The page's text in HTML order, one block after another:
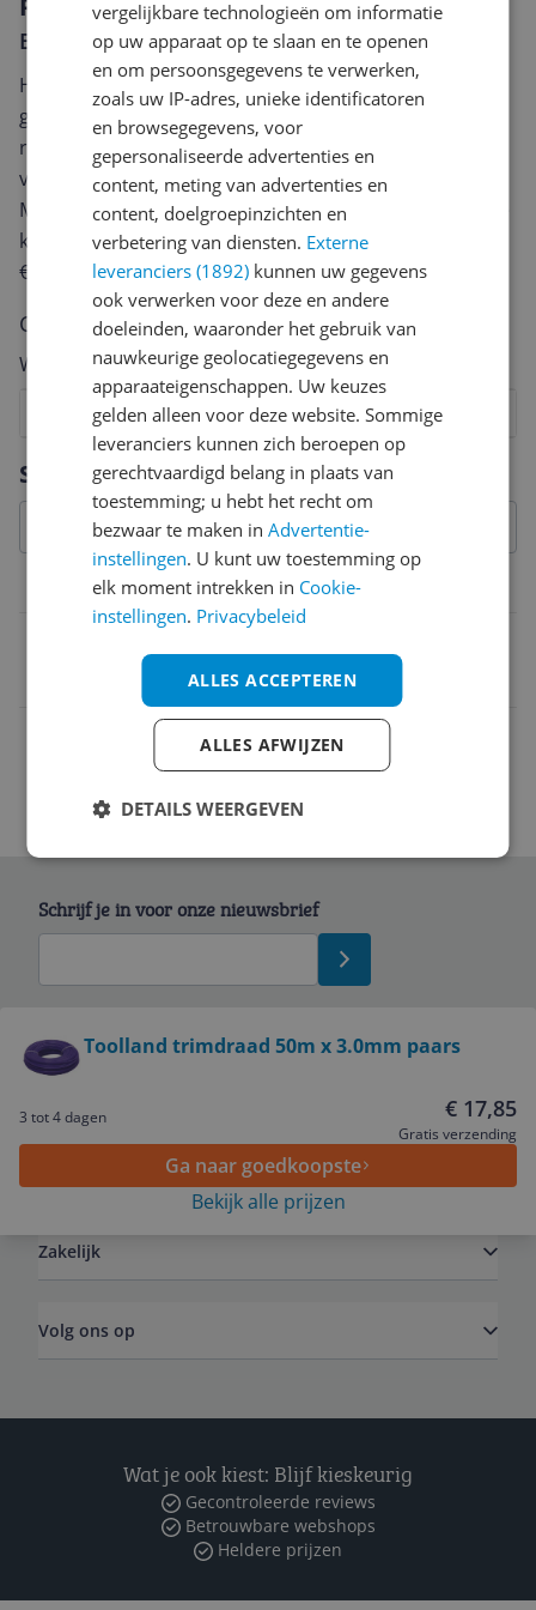
Specificaties
Belangrijkste kenmerken
Reviews
Er zijn nog geen reviews geschreven
Heb jij dit product in bezit en wil je graag je mening
geven? Start dan hieronder met het schrijven van je
review. Afhankelijk van de details duurt het schrijven
van een review gemiddeld tussen de 3 en 10 minuten.
Met jouw mening help je andere bezoekers een betere
keuze te maken én maak je iedere maand kans op
€250,-!
Klik hier voor de actievoorwaarden.
Cijfer
Welk cijfer geef jij dit product?
9
8
7
6
5
4
3
2
Vraag 1 van 4
Toolland trimdraad 50m x 3.0mm paars
3 tot 4 dagen € 17,85
Gratis verzending
Ga naar goedkoopste
Bekijk alle prijzen
Schrijf je in voor onze nieuwsbrief
Zakelijk
Volg ons op
Wat je ook kiest: Blijf kieskeurig
Gecontroleerde reviews
Betrouwbare webshops
Heldere prijzen
vergelijkbare technologieën om informatie
op uw apparaat op te slaan en te openen
en om persoonsgegevens te verwerken,
zoals uw IP-adres, unieke identificatoren
en browsegegevens, voor
gepersonaliseerde advertenties en
content, meting van advertenties en
content, doelgroepinzichten en
verbetering van diensten. Externe
leveranciers (1892) kunnen uw gegevens
ook verwerken voor deze en andere
doeleinden, waaronder het gebruik van
nauwkeurige geolocatiegegevens en
apparaateigenschappen. Uw keuzes
gelden alleen voor deze website. Sommige
leveranciers kunnen zich beroepen op
gerechtvaardigd belang in plaats van
toestemming; u hebt het recht om
bezwaar te maken inAdvertentie-
instellingen. U kunt uw toestemming op
elk moment intrekken in Cookie-
instellingen. Privacybeleid
ALLES ACCEPTEREN
ALLES AFWIJZEN
DETAILS WEERGEVEN